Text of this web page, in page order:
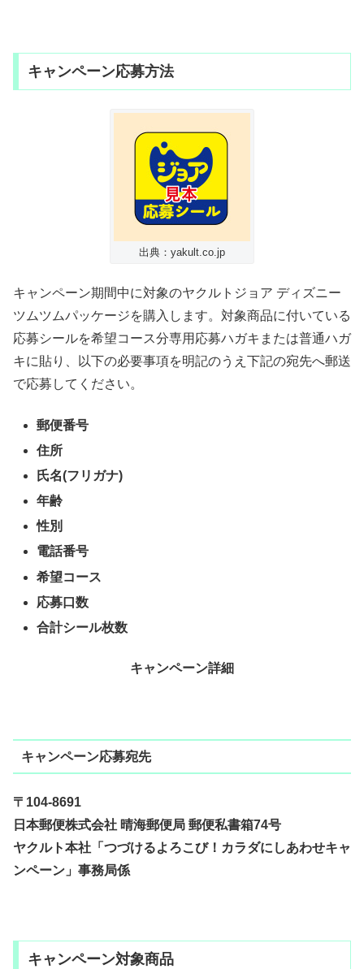
キャンペーン応募方法
出典：yakult.co.jp
キャンペーン期間中に対象のヤクルトジョア ディズニー
ツムツムパッケージを購入します。対象商品に付いている
応募シールを希望コース分専用応募ハガキまたは普通ハガ
キに貼り、以下の必要事項を明記のうえ下記の宛先へ郵送
で応募してください。
郵便番号
住所
氏名(フリガナ)
年齢
性別
電話番号
希望コース
応募口数
合計シール枚数
キャンペーン詳細
キャンペーン応募宛先
〒104-8691
日本郵便株式会社 晴海郵便局 郵便私書箱74号
ヤクルト本社「つづけるよろこび！カラダにしあわせキャ
ンペーン」事務局係
キャンペーン対象商品